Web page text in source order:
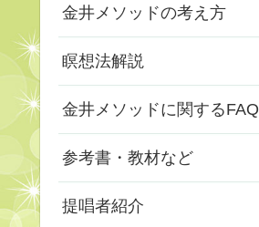
金井メソッドの考え方
瞑想法解説
金井メソッドに関するFAQ
参考書・教材など
提唱者紹介